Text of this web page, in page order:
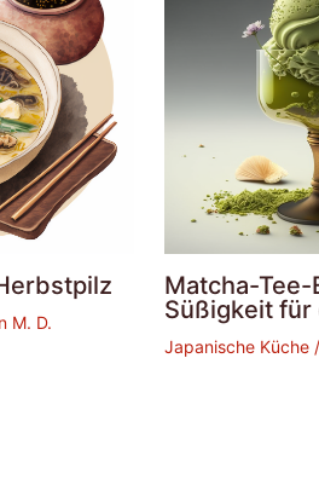
M. D.
Matcha-Tee-
Süßigkeit für
Japanische Küche/